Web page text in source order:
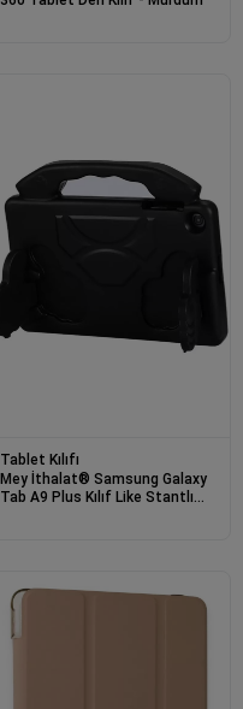
Tablet Kılıfı
Mey İthalat® Samsung Galaxy
Tab A9 Plus Kılıf Like Stantlı